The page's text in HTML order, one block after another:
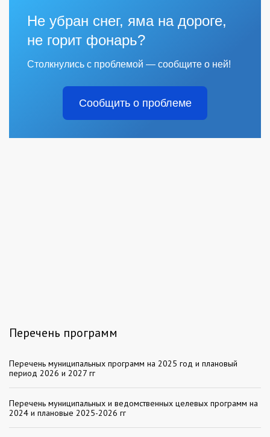
Не убран снег, яма на дороге,
не горит фонарь?
Столкнулись с проблемой — сообщите о ней!
Сообщить о проблеме
Перечень программ
Перечень муниципальных программ на 2025 год и плановый
период 2026 и 2027 гг
Перечень муниципальных и ведомственных целевых программ на
2024 и плановые 2025-2026 гг